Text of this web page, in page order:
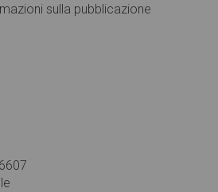
sulla pubblicazione